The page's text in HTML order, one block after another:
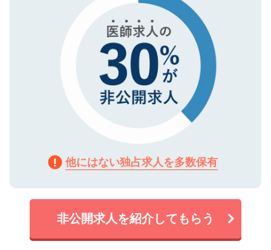
他にはない独占求人を多数保有
非公開求人を紹介してもらう